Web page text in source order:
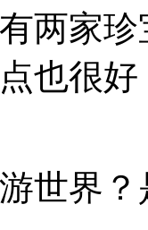
两家
也很
世界